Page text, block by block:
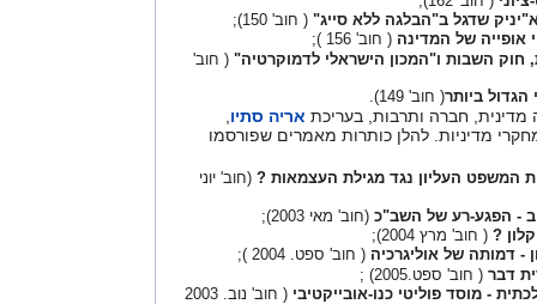
שדגל ב"הבלגה ללא סייג"( חוב' 150);
אופייה של המדינה ( חוב' 156 );
חוק השבות ו"המכון הישראלי לדמוקרטיה"( חוב'
הגדול ביותר( חוב' 149).
חברה ותרבות, בעריכת אריה סתיו,
מדיניות. להלן כותרות מאמרים שפורסמו
המשפט העליון נגד מגילת העצמאות ?(חוב' יוני
- הפגע-רע של השב"כ(חוב' מאי 2003);
?( חוב' מרץ 2004);
- דמותה של אוליגרכיה ( חוב' ספט. 2004 );
דבר( חוב' ספט.2005) ;
- מוסד פוליטי כנו-אובייקטיבי
( חוב' נוב. 2003